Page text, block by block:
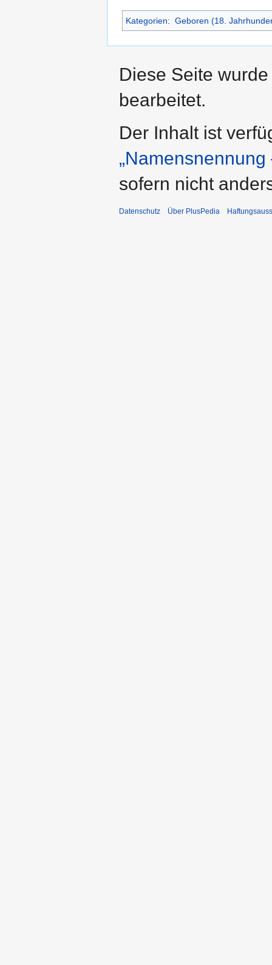
Kategorien: Geboren (18.
Diese Seite
bearbeitet.
Der Inhalt ist
sofern nicht
Datenschutz Über PlusPedia